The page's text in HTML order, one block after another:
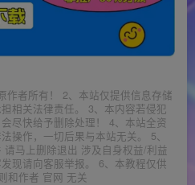
作者所有！ 2、本站仅提供信息存储
相关法律责任。 3、本内容若侵犯
尽快给予删除处理！ 4、本站全资
操作，一切后果与本站无关。 5、
马上删除退出 涉及自身权益/利益
现请向客服举报。 6、本教程仅供
和作者 官网 无关